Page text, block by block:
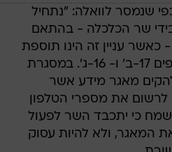
שנמסר לוואלה: "נתחיל
שר הכלכלה - בהתאם
עניין זה הינו תוספת
לחוק הגנת הצרכן בסעיפים 17-ב' ו- 16-ג'. במסגרת
מאגר מידע אשר
לרשום את מספרי הטלפון
כי יתכבד השר לפעול
המאגר, ולא להיות עסוק